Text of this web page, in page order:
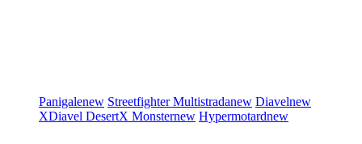
Panigalenew StreetfighterMultistradanew Diavelnew
XDiavel DesertX Monsternew Hypermotardnew